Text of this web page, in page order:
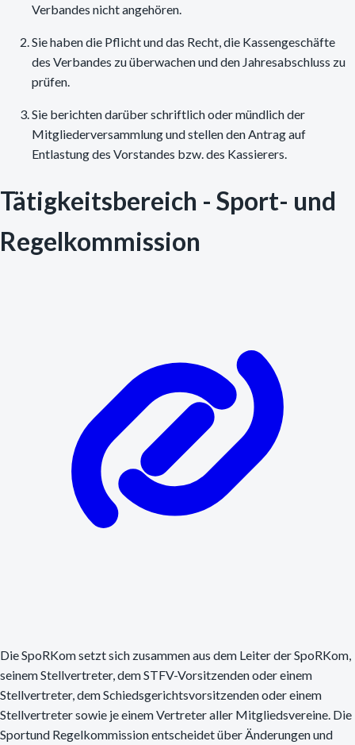
Verbandes nicht angehören.
Sie haben die Pflicht und das Recht, die Kassengeschäfte
des Verbandes zu überwachen und den Jahresabschluss zu
prüfen.
Sie berichten darüber schriftlich oder mündlich der
Mitgliederversammlung und stellen den Antrag auf
Entlastung des Vorstandes bzw. des Kassierers.
Tätigkeitsbereich - Sport- und
Regelkommission
Die SpoRKom setzt sich zusammen aus dem Leiter der SpoRKom,
seinem Stellvertreter, dem STFV-Vorsitzenden oder einem
Stellvertreter, dem Schiedsgerichtsvorsitzenden oder einem
Stellvertreter sowie je einem Vertreter aller Mitgliedsvereine. Die
Sportund Regelkommission entscheidet über Änderungen und